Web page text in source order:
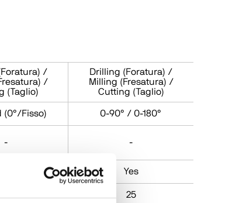
/
/
(Taglio)
Drilling (Foratura) /
Milling (Fresatura) /
Cutting (Taglio)
(0°/Fisso) 0-90° / 0-180°
- -
Yes
25